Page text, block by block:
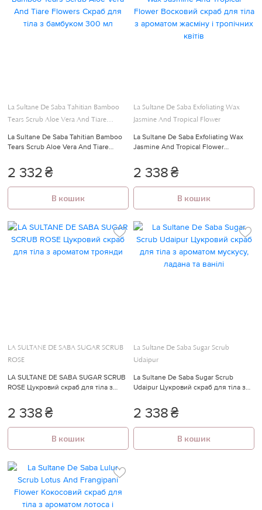
La Sultane De Saba Tahitian Bamboo
Tears Scrub Aloe Vera And Tiare
La Sultane De Saba Tahitian Bamboo
Tears Scrub Aloe Vera And Tiare
300 мл
2 332₴
В кошик
La Sultane De Saba Exfoliating Wax
Jasmine And Tropical Flower
La Sultane De Saba Exfoliating Wax
Jasmine And Tropical Flower
жасміну і тропічних квітів
2 338₴
В кошик
LA SULTANE DE SABA SUGAR SCRUB
ROSE
LA SULTANE DE SABA SUGAR SCRUB
ROSE Цукровий скраб для тіла з
2 338₴
В кошик
La Sultane De Saba Sugar Scrub
Udaipur
La Sultane De Saba Sugar Scrub
Udaipur Цукровий скраб для тіла з
2 338₴
В кошик